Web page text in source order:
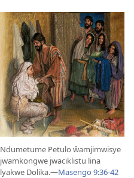
Ndumetume Petulo ŵamjimwisye
jwamkongwe jwaciklistu lina
lyakwe Dolika.—Masengo 9:36-42